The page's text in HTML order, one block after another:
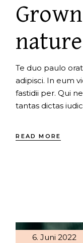
nature
Te duo paulo
adipisci. In eum
fastidii per. Qui
tantas dictas
READ MORE
6. Juni 2022